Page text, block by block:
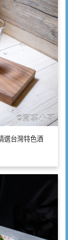
選台灣特色酒